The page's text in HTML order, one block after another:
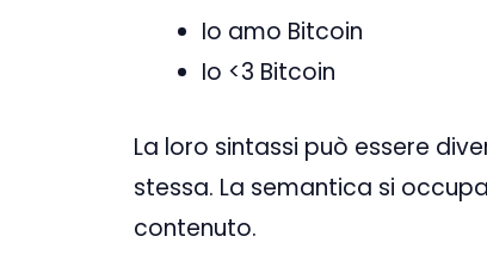
Io amo Bitcoin
Io <3 Bitcoin
La loro sintassi può essere
stessa. La semantica si
contenuto.